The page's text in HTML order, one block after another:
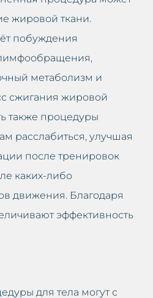
жировой ткани.
побуждения
метаболизм и
сжигания жировой
также процедуры
расслабиться, улучшая
после тренировок
каких-либо
движения. Благодаря
эффективность
для тела могут с